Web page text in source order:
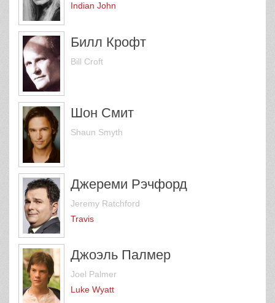
Indian John
Билл Крофт
Bill Croft
Шон Смит
Shaun Smyth
Джереми Рэчфорд
Jeremy Ratchford
Travis
Джоэль Палмер
Joel Palmer
Luke Wyatt